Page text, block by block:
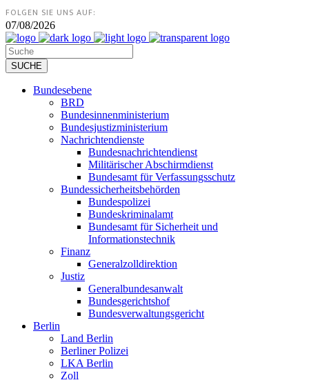
FOLGEN SIE UNS AUF:
07/08/2026
Bundesebene
BRD
Bundesinnenministerium
Bundesjustizministerium
Nachrichtendienste
Bundesnachrichtendienst
Militärischer Abschirmdienst
Bundesamt für Verfassungsschutz
Bundessicherheitsbehörden
Bundespolizei
Bundeskriminalamt
Bundesamt für Sicherheit und
Informationstechnik
Finanz
Generalzolldirektion
Justiz
Generalbundesanwalt
Bundesgerichtshof
Bundesverwaltungsgericht
Berlin
Land Berlin
Berliner Polizei
LKA Berlin
Zoll